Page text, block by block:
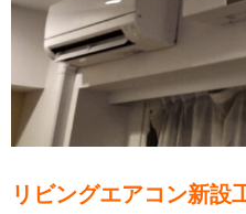
リビングエアコン新設